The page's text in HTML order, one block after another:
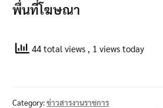
พื่นที่โฆษณา
44 total views , 1 views today
Category:ข่าวสารงานราชการ